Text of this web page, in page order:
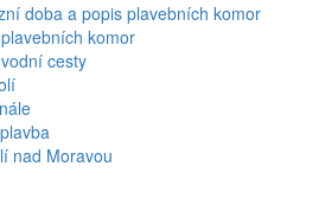
doba a popis plavebních komor
komor
cesty
nad Moravou